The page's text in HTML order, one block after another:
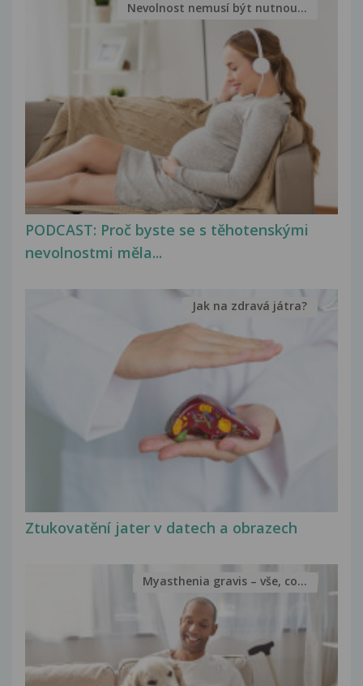
PODCAST: Proč byste se s těhotenskými
nevolnostmi měla...
Nevolnost nemusí být nutnou...
Ztukovatění jater v datech a obrazech
Jak na zdravá játra?
Myasthenia gravis – vše, co...